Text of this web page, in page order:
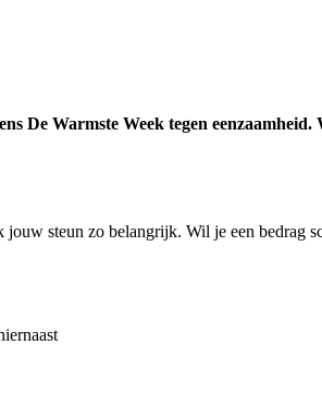
De Warmste Week tegen
steun zo belangrijk. Wil je een bedrag